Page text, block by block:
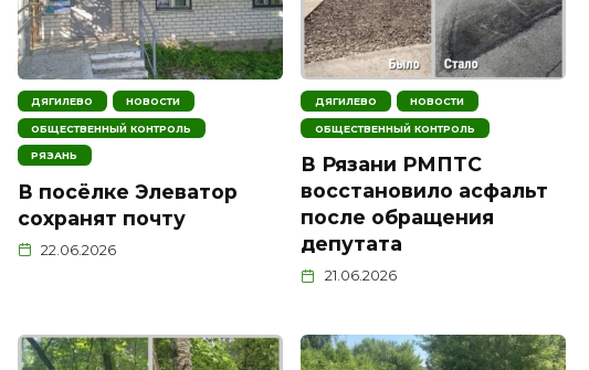
ДЯГИЛЕВО НОВОСТИ
ОБЩЕСТВЕННЫЙ КОНТРОЛЬ
РЯЗАНЬ
В посёлке Элеватор
сохранят почту
22.06.2026
ДЯГИЛЕВО НОВОСТИ
ОБЩЕСТВЕННЫЙ КОНТРОЛЬ
В Рязани РМПТС
восстановило асфальт
после обращения
депутата
21.06.2026